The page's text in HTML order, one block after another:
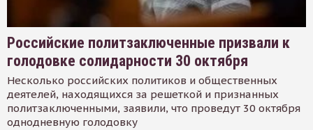
Российские политзаключенные призвали к
голодовке солидарности 30 октября
Несколько российских политиков и общественных
деятелей, находящихся за решеткой и признанных
политзаключенными, заявили, что проведут 30 октября
однодневную голодовку